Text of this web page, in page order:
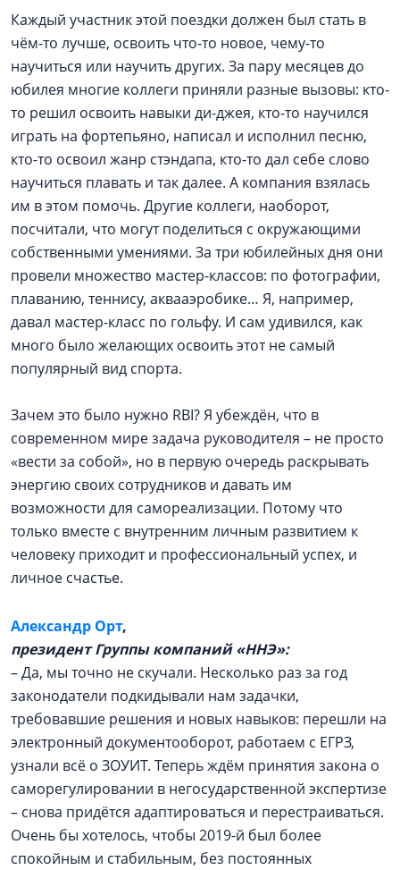
Каждый участник этой поездки должен был стать в
чём-то лучше, освоить что-то новое, чему-то
научиться или научить других. За пару месяцев до
юбилея многие коллеги приняли разные вызовы: кто-
то решил освоить навыки ди-джея, кто-то научился
играть на фортепьяно, написал и исполнил песню,
кто-то освоил жанр стэндапа, кто-то дал себе слово
научиться плавать и так далее. А компания взялась
им в этом помочь. Другие коллеги, наоборот,
посчитали, что могут поделиться с окружающими
собственными умениями. За три юбилейных дня они
провели множество мастер-классов: по фотографии,
плаванию, теннису, аквааэробике… Я, например,
давал мастер-класс по гольфу. И сам удивился, как
много было желающих освоить этот не самый
популярный вид спорта.
Зачем это было нужно RBI? Я убеждён, что в
современном мире задача руководителя – не просто
«вести за собой», но в первую очередь раскрывать
энергию своих сотрудников и давать им
возможности для самореализации. Потому что
только вместе с внутренним личным развитием к
человеку приходит и профессиональный успех, и
личное счастье.
Александр Орт,
президент Группы компаний «ННЭ»:
– Да, мы точно не скучали. Несколько раз за год
законодатели подкидывали нам задачки,
требовавшие решения и новых навыков: перешли на
электронный документооборот, работаем с ЕГРЗ,
узнали всё о ЗОУИТ. Теперь ждём принятия закона о
саморегулировании в негосударственной экспертизе
– снова придётся адаптироваться и перестраиваться.
Очень бы хотелось, чтобы 2019-й был более
спокойным и стабильным, без постоянных